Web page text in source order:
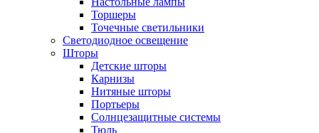
Торшеры
Точечные светильники
Светодиодное освещение
Шторы
Детские шторы
Карнизы
Нитяные шторы
Портьеры
Солнцезащитные системы
Тюль